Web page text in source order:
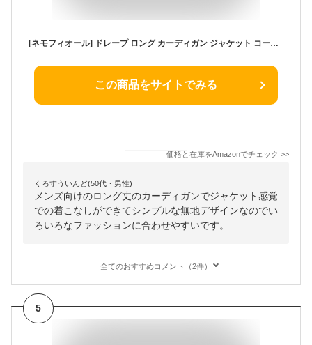
[ネモフィオール] ドレープ ロング カーディガン ジャケット コート 前開き ポケット 付き 長袖 無地 メンズ グレー_2, M
この商品をサイトでみる
価格と在庫をAmazonでチェック >>
くろすういんど(50代・男性)
メンズ向けのロング丈のカーディガンでジャケット感覚
での着こなしができてシンプルな無地デザインなのでい
ろいろなファッションに合わせやすいです。
全てのおすすめコメント（2件）
5